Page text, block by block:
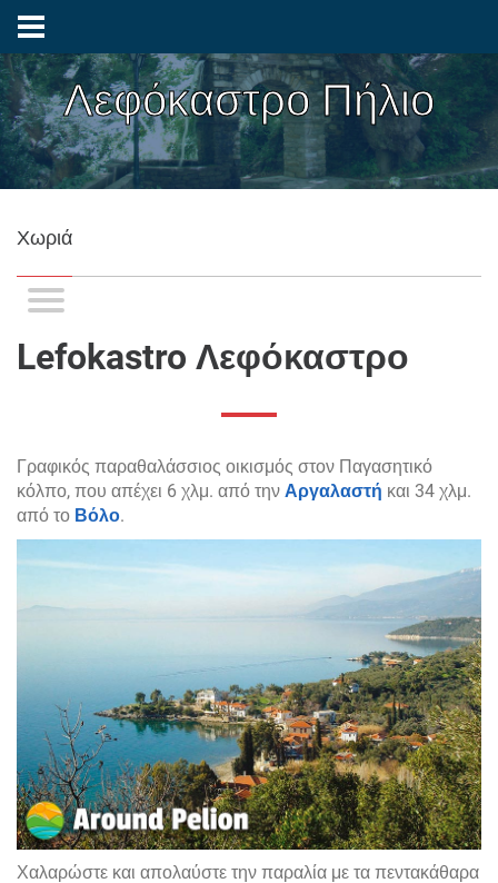
Λεφόκαστρο Πήλιο
Χωριά
Lefokastro Λεφόκαστρο
Γραφικός παραθαλάσσιος οικισμός στον Παγασητικό
κόλπο, που απέχει 6 χλμ. από την Αργαλαστή και 34 χλμ.
από το Βόλο.
Χαλαρώστε και απολαύστε την παραλία με τα πεντακάθαρα